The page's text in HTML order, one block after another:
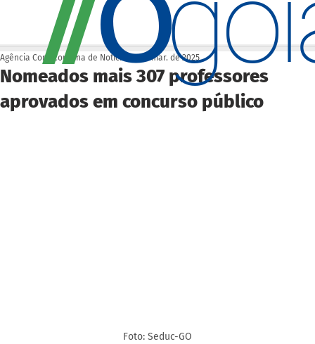
Nomeados mais 307 professores
aprovados em concurso público
Agência Cora Coralina de Notícias 6 de mar. de 2025
Foto: Seduc-GO